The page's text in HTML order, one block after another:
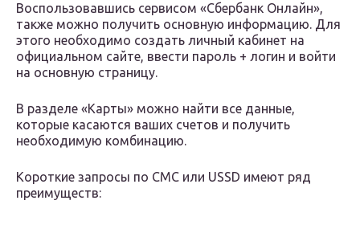
Воспользовавшись сервисом «Сбербанк Онлайн»,
также можно получить основную информацию. Для
этого необходимо создать личный кабинет на
официальном сайте, ввести пароль + логин и войти
на основную страницу.
В разделе «Карты» можно найти все данные,
которые касаются ваших счетов и получить
необходимую комбинацию.
Короткие запросы по СМС или USSD имеют ряд
преимуществ: